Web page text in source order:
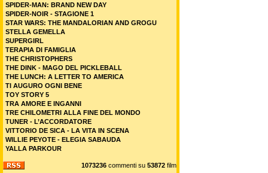
SPIDER-MAN: BRAND NEW DAY
SPIDER-NOIR - STAGIONE 1
STAR WARS: THE MANDALORIAN AND GROGU
STELLA GEMELLA
SUPERGIRL
TERAPIA DI FAMIGLIA
THE CHRISTOPHERS
THE DINK - MAGO DEL PICKLEBALL
THE LUNCH: A LETTER TO AMERICA
TI AUGURO OGNI BENE
TOY STORY 5
TRA AMORE E INGANNI
TRE CHILOMETRI ALLA FINE DEL MONDO
TUNER - L’ACCORDATORE
VITTORIO DE SICA - LA VITA IN SCENA
WILLIE PEYOTE - ELEGIA SABAUDA
YALLA PARKOUR
1073236 commenti su 53872 film